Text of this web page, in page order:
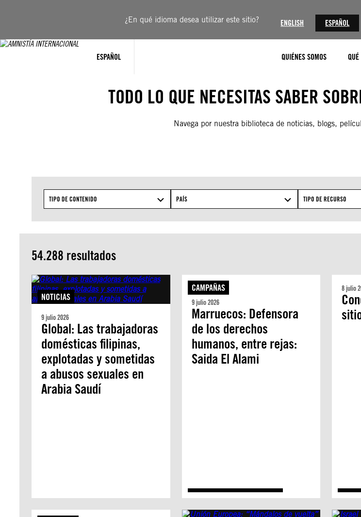
¿En qué idioma desea utilizar este sitio? ENGLISH ESPAÑOL
ESPAÑOL QUIÉNES SOMOS
TODO LO QUE NECESITAS SABER
Navega por nuestra biblioteca de noticias, blogs,
TIPO DE CONTENIDO PAÍS TIPO DE RECURSO
54.288 resultados
NOTICIAS
9 julio 2026
Global: Las trabajadoras
domésticas filipinas,
explotadas y sometidas
a abusos sexuales en
Arabia Saudí
CAMPAÑAS
9 julio 2026
Marruecos: Defensora
de los derechos
humanos, entre rejas:
Saida El Alami
8 julio